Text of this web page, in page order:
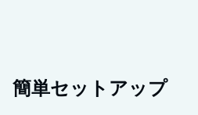
簡単セットアップ